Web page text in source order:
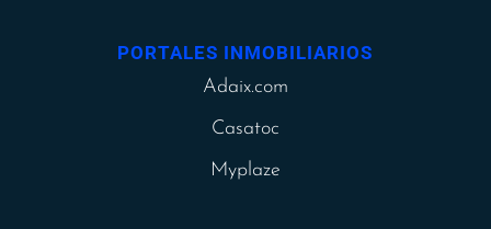
PORTALES INMOBILIARIOS
Adaix.com
Casatoc
Myplaze